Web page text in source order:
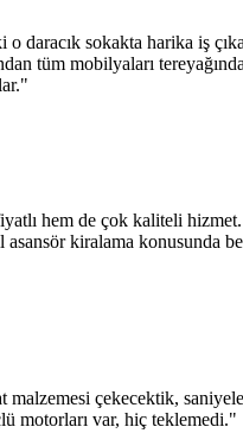
daracık sokakta harika iş
tüm mobilyaları
"
hem de çok kaliteli hizmet.
asansör kiralama konusunda
malzemesi çekecektik,
motorları var, hiç teklemedi."